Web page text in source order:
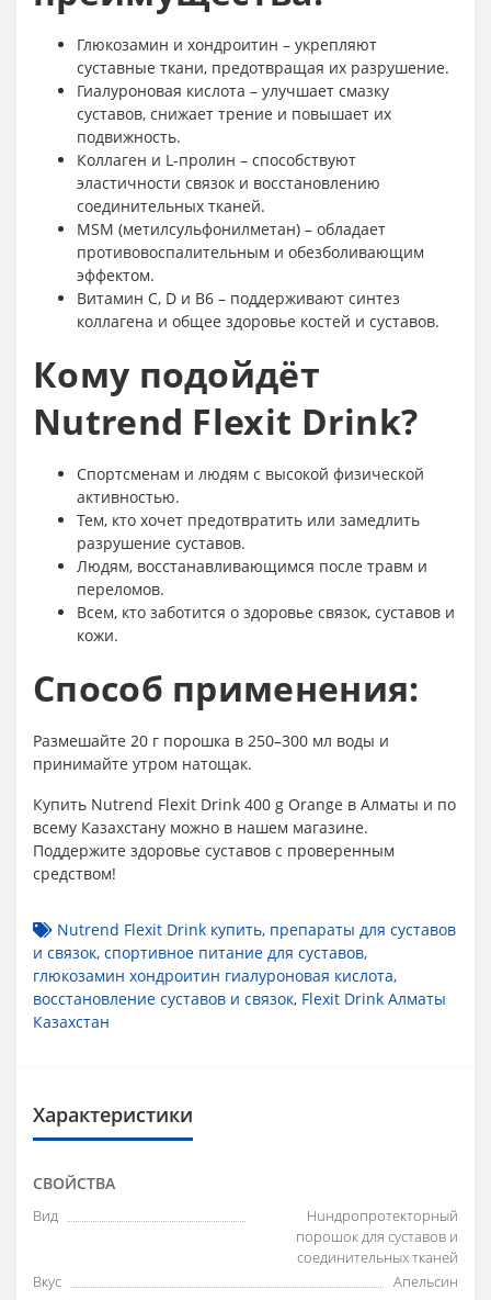
Глюкозамин и хондроитин – укрепляют
суставные ткани, предотвращая их разрушение.
Гиалуроновая кислота – улучшает смазку
суставов, снижает трение и повышает их
подвижность.
Коллаген и L-пролин – способствуют
эластичности связок и восстановлению
соединительных тканей.
MSM (метилсульфонилметан) – обладает
противовоспалительным и обезболивающим
эффектом.
Витамин C, D и B6 – поддерживают синтез
коллагена и общее здоровье костей и суставов.
Кому подойдёт
Nutrend Flexit Drink?
Спортсменам и людям с высокой физической
активностью.
Тем, кто хочет предотвратить или замедлить
разрушение суставов.
Людям, восстанавливающимся после травм и
переломов.
Всем, кто заботится о здоровье связок, суставов и
кожи.
Способ применения:
Размешайте 20 г порошка в 250–300 мл воды и
принимайте утром натощак.
Купить Nutrend Flexit Drink 400 g Orange в Алматы и по
всему Казахстану можно в нашем магазине.
Поддержите здоровье суставов с проверенным
средством!
Nutrend Flexit Drink купить, препараты для суставов
и связок, спортивное питание для суставов,
глюкозамин хондроитин гиалуроновая кислота,
восстановление суставов и связок, Flexit Drink Алматы
Казахстан
Характеристики
СВОЙСТВА
Вид
Huндропротекторный
порошок для суставов и
соединительных тканей
Вкус
Апельсин